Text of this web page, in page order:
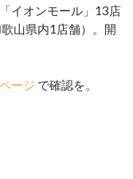
イオンモール」13店
山県内1店舗）。開
ージ で確認を。